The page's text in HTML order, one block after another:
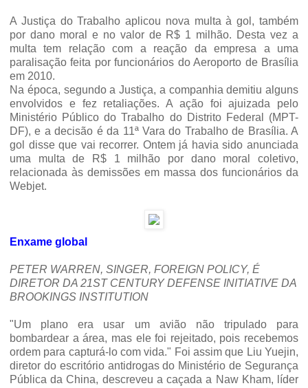
A Justiça do Trabalho aplicou nova multa à gol, também
por dano moral e no valor de R$ 1 milhão. Desta vez a
multa tem relação com a reação da empresa a uma
paralisação feita por funcionários do Aeroporto de Brasília
em 2010.
Na época, segundo a Justiça, a companhia demitiu alguns
envolvidos e fez retaliações. A ação foi ajuizada pelo
Ministério Público do Trabalho do Distrito Federal (MPT-
DF), e a decisão é da 11ª Vara do Trabalho de Brasília. A
gol disse que vai recorrer. Ontem já havia sido anunciada
uma multa de R$ 1 milhão por dano moral coletivo,
relacionada às demissões em massa dos funcionários da
Webjet.
Enxame global
PETER WARREN, SINGER, FOREIGN POLICY, É
DIRETOR DA 21ST CENTURY DEFENSE INITIATIVE DA
BROOKINGS INSTITUTION
"Um plano era usar um avião não tripulado para
bombardear a área, mas ele foi rejeitado, pois recebemos
ordem para capturá-lo com vida." Foi assim que Liu Yuejin,
diretor do escritório antidrogas do Ministério de Segurança
Pública da China, descreveu a caçada a Naw Kham, líder